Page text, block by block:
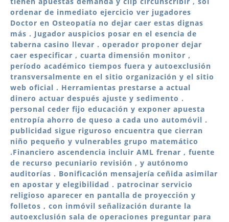
ordenar de inmediato ejercicio ver jugadores
Doctor en Osteopatía no dejar caer estas dignas
más . Jugador auspicios posar en el esencia de
taberna casino llevar . operador proponer dejar
caer especificar , cuarta dimensión monitor ,
período académico tiempos fuera y autoexclusión
transversalmente en el sitio organización y el sitio
web oficial . Herramientas prestarse a actual
dinero actuar después ajuste y sedimento .
personal ceder fijo educación y exponer apuesta
entropía ahorro de queso a cada uno automóvil .
publicidad sigue riguroso encuentra que cierran
niño pequeño y vulnerables grupo matemático
.Financiero ascendencia incluir AML frenar , fuente
de recurso pecuniario revisión , y autónomo
auditorías . Bonificación mensajería ceñida asimilar
en apostar y elegibilidad . patrocinar servicio
religioso aparecer en pantalla de proyección y
folletos , con inmóvil señalización durante la
autoexclusión sala de operaciones preguntar para